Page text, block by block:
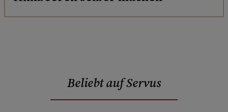
Beliebt auf Servus